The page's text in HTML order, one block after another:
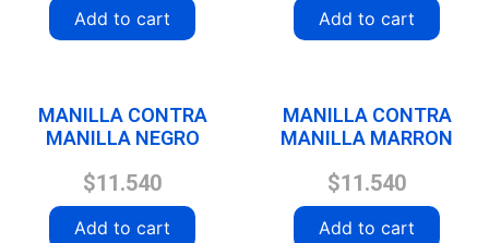
Add to cart Add to cart
MANILLA CONTRA
MANILLA NEGRO
$11.540
Add to cart
MANILLA CONTRA
MANILLA MARRON
$11.540
Add to cart